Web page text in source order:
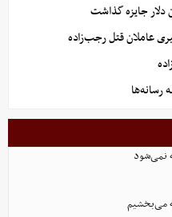
عاملان قتل رجب‌زاده
رسانه‌ها
نمی‌شود
می‌بخشیم